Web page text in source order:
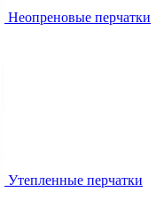
Неопреновые перчатки
Утепленные перчатки